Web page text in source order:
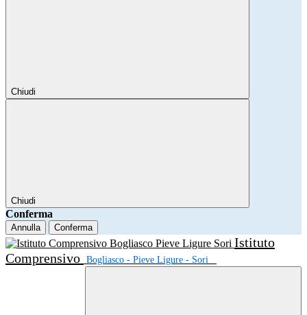
Chiudi
Chiudi
Conferma
Annulla Conferma
Istituto
Comprensivo Bogliasco - Pieve Ligure - Sori